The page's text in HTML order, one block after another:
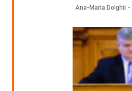
Ana-Maria Dolghii